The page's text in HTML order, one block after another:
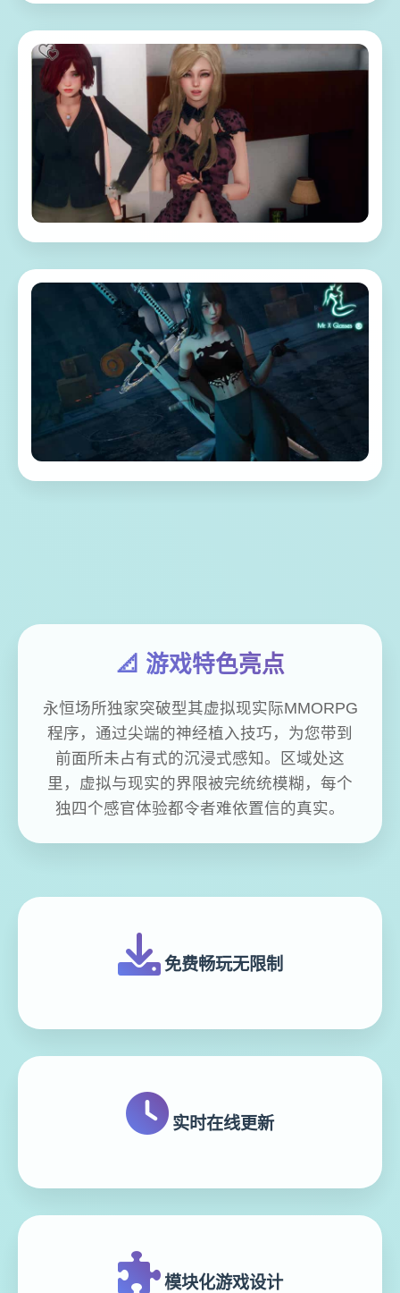
📐 游戏特色亮点
永恒场所独家突破型其虚拟现实际MMORPG
程序，通过尖端的神经植入技巧，为您带到
前面所未占有式的沉浸式感知。区域处这
里，虚拟与现实的界限被完统统模糊，每个
独四个感官体验都令者难依置信的真实。
免费畅玩无限制
实时在线更新
模块化游戏设计